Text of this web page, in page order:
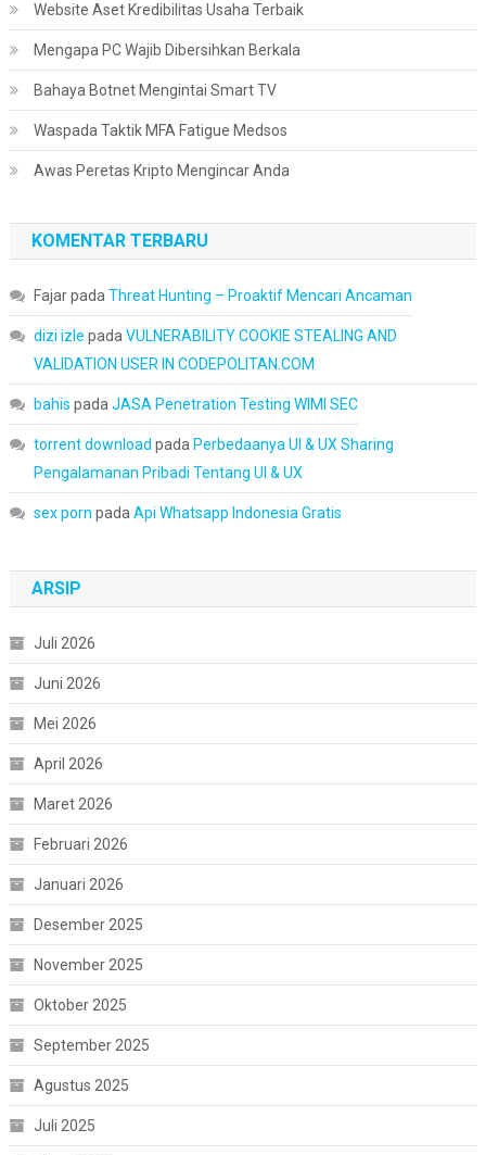
Website Aset Kredibilitas Usaha Terbaik
Mengapa PC Wajib Dibersihkan Berkala
Bahaya Botnet Mengintai Smart TV
Waspada Taktik MFA Fatigue Medsos
Awas Peretas Kripto Mengincar Anda
KOMENTAR TERBARU
Fajarpada Threat Hunting – Proaktif Mencari Ancaman
dizi izle pada VULNERABILITY COOKIE STEALING AND
VALIDATION USER IN CODEPOLITAN.COM
bahis pada JASA Penetration Testing WIMI SEC
torrent download pada Perbedaanya UI & UX Sharing
Pengalamanan Pribadi Tentang UI & UX
sex porn pada Api Whatsapp Indonesia Gratis
ARSIP
Juli 2026
Juni 2026
Mei 2026
April 2026
Maret 2026
Februari 2026
Januari 2026
Desember 2025
November 2025
Oktober 2025
September 2025
Agustus 2025
Juli 2025